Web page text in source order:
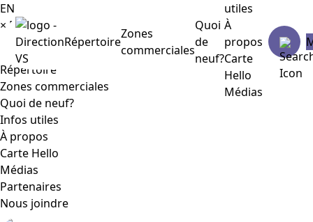
Répertoire
Zones
commerciales
Quoi
de
neuf?
utiles
À
propos
Carte
Hello
Médias
EN
× Menu
Répertoire
Zones commerciales
Quoi de neuf?
Infos utiles
À propos
Carte Hello
Médias
Partenaires
Nous joindre